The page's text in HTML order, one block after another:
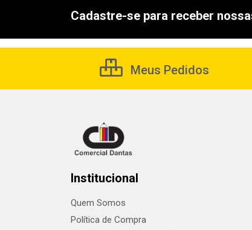
Cadastre-se para receber
Meus Pedidos
Institucional
Quem Somos
Política de Compra